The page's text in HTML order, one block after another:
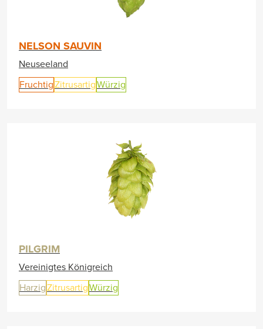
NELSON SAUVIN
Neuseeland
FruchtigZitrusartigWürzig
PILGRIM
Vereinigtes Königreich
HarzigZitrusartigWürzig